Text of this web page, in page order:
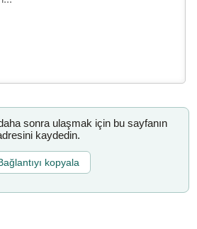
sonra ulaşmak için bu sayfanın
kaydedin.
kopyala